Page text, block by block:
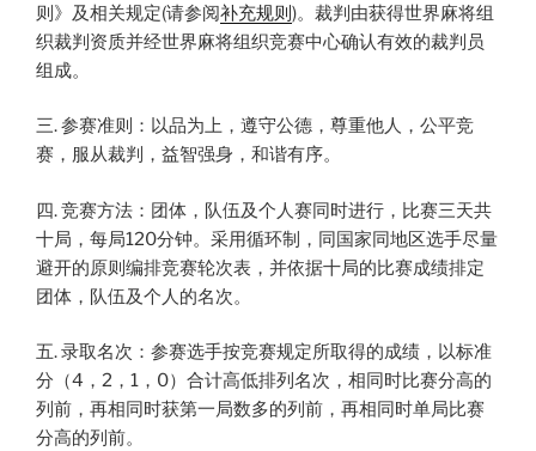
则》及相关规定(请参阅补充规则 )。裁判由获得世界麻将组
织裁判资质并经世界麻将组织竞赛中心确认有效的裁判员
组成。
三. 参赛准则：以品为上，遵守公德，尊重他人，公平竞
赛，服从裁判，益智强身，和谐有序。
四. 竞赛方法：团体，队伍及个人赛同时进行，比赛三天共
十局，每局120分钟。采用循环制，同国家同地区选手尽量
避开的原则编排竞赛轮次表，并依据十局的比赛成绩排定
团体，队伍及个人的名次。
五. 录取名次：参赛选手按竞赛规定所取得的成绩，以标准
分（4，2，1，0）合计高低排列名次，相同时比赛分高的
列前，再相同时获第一局数多的列前，再相同时单局比赛
分高的列前。